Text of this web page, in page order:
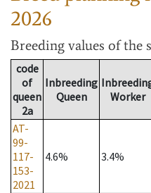
2026
Breeding values of the
code
of
queen
2a
Inbreeding
Queen
Worker
AT-
99-
117-
153-
2021
4.6% 3.4%